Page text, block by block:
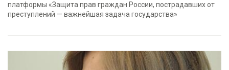
платформы «Защита прав граждан России, пострадавших от
преступлений — важнейшая задача государства»